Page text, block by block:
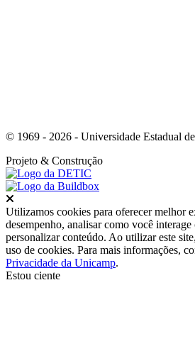
© 1969 - 2026 - Universidade Estadual
Projeto & Construção
Utilizamos cookies para oferecer melhor
desempenho, analisar como você interage
personalizar conteúdo. Ao utilizar este
uso de cookies. Para mais informações,
Privacidade da Unicamp.
Estou ciente